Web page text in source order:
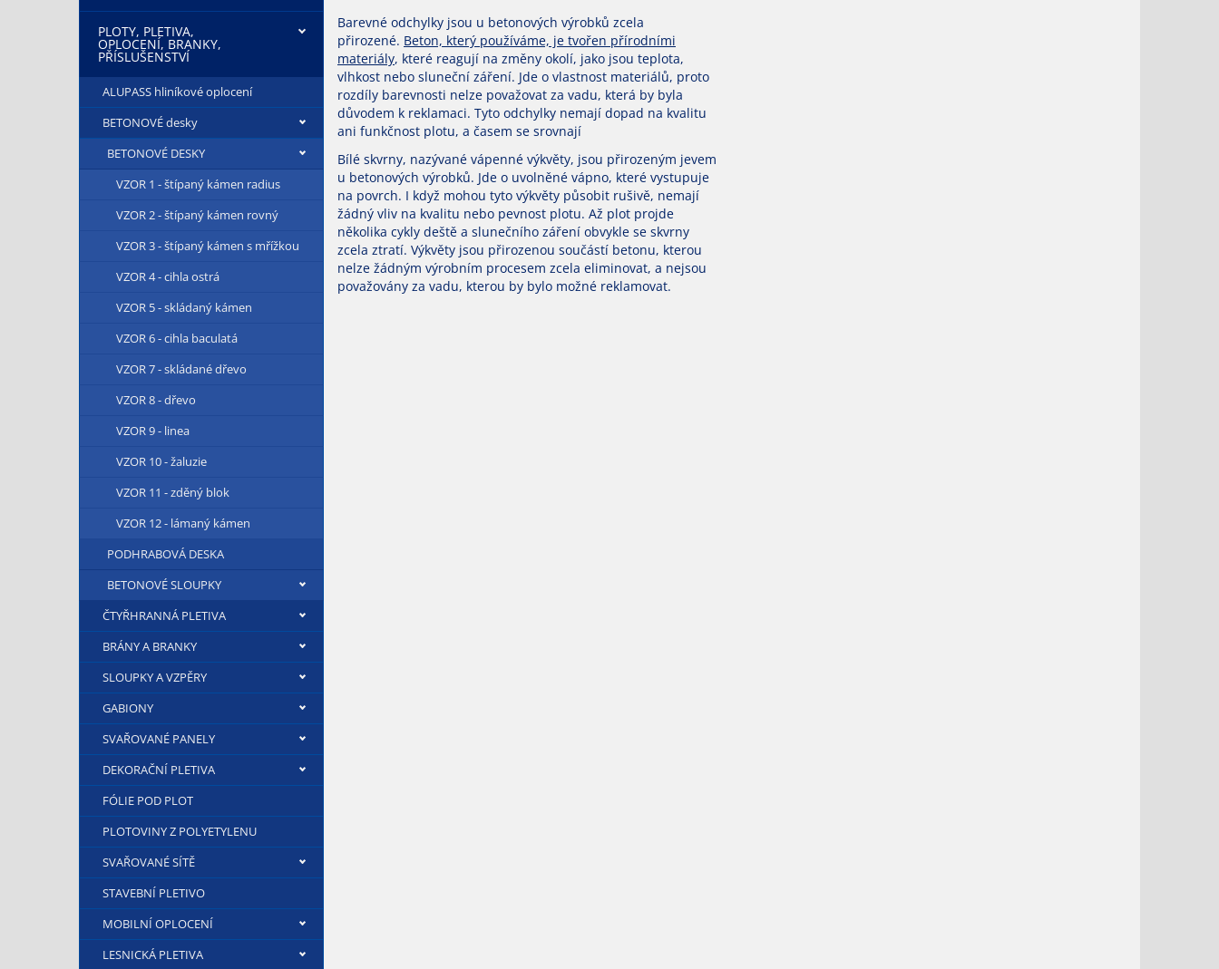
Barevné odchylky jsou u betonových výrobků zcela
přirozené. Beton, který používáme, je tvořen přírodními
materiály, které reagují na změny okolí, jako jsou teplota,
vlhkost nebo sluneční záření. Jde o vlastnost materiálů, proto
rozdíly barevnosti nelze považovat za vadu, která by byla
důvodem k reklamaci. Tyto odchylky nemají dopad na kvalitu
ani funkčnost plotu, a časem se srovnají
Bílé skvrny, nazývané vápenné výkvěty, jsou přirozeným jevem
u betonových výrobků. Jde o uvolněné vápno, které vystupuje
na povrch. I když mohou tyto výkvěty působit rušivě, nemají
žádný vliv na kvalitu nebo pevnost plotu. Až plot projde
několika cykly deště a slunečního záření obvykle se skvrny
zcela ztratí. Výkvěty jsou přirozenou součástí betonu, kterou
nelze žádným výrobním procesem zcela eliminovat, a nejsou
považovány za vadu, kterou by bylo možné reklamovat.
PLOTY, PLETIVA,
OPLOCENÍ, BRANKY,
PŘÍSLUŠENSTVÍ
ALUPASS hliníkové oplocení
BETONOVÉ desky
BETONOVÉ DESKY
VZOR 1 - štípaný kámen radius
VZOR 2 - štípaný kámen rovný
VZOR 3 - štípaný kámen s mřížkou
VZOR 4 - cihla ostrá
VZOR 5 - skládaný kámen
VZOR 6 - cihla baculatá
VZOR 7 - skládané dřevo
VZOR 8 - dřevo
VZOR 9 - linea
VZOR 10 - žaluzie
VZOR 11 - zděný blok
VZOR 12 - lámaný kámen
PODHRABOVÁ DESKA
BETONOVÉ SLOUPKY
ČTYŘHRANNÁ PLETIVA
BRÁNY A BRANKY
SLOUPKY A VZPĚRY
GABIONY
SVAŘOVANÉ PANELY
DEKORAČNÍ PLETIVA
FÓLIE POD PLOT
PLOTOVINY Z POLYETYLENU
SVAŘOVANÉ SÍTĚ
STAVEBNÍ PLETIVO
MOBILNÍ OPLOCENÍ
LESNICKÁ PLETIVA